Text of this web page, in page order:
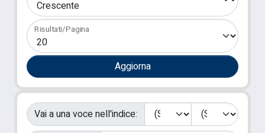
Risultati/Pagina
Vai a una voce nell'indice: